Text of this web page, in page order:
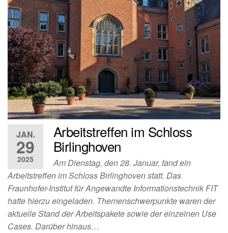
JAN.
29
2025
Arbeitstreffen im Schloss
Birlinghoven
Am Dienstag, den 28. Januar, fand ein
Arbeitstreffen im Schloss Birlinghoven statt. Das
Fraunhofer-Institut für Angewandte Informationstechnik FIT
hatte hierzu eingeladen. Themenschwerpunkte waren der
aktuelle Stand der Arbeitspakete sowie der einzelnen Use
Cases. Darüber hinaus…